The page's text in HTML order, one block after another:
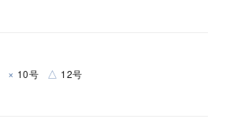
× 10号 △ 12号